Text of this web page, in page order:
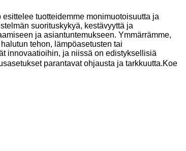
esittelee tuotteidemme monimuotoisuutta ja
suorituskykyä, kestävyyttä ja
ja asiantuntemukseen. Ymmärrämme,
tehon, lämpöasetusten tai
innovaatioihin, ja niissä on edistyksellisiä
parantavat ohjausta ja tarkkuutta.Koe